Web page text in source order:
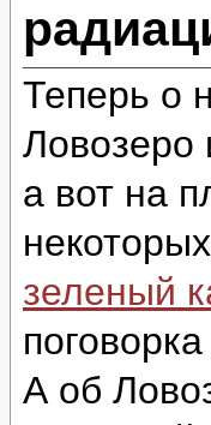
Теперь о
Ловозеро
а вот на
зеленый
А об